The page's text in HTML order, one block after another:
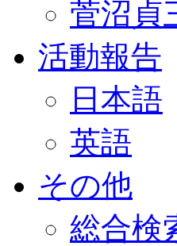
菅沼貞
活動報告
日本語
英語
その他
総合検